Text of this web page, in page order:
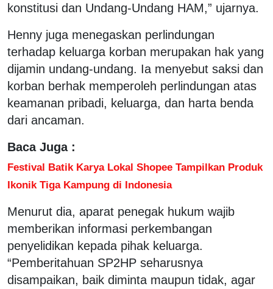
konstitusi dan Undang-Undang HAM,” ujarnya.
Henny juga menegaskan perlindungan
terhadap keluarga korban merupakan hak yang
dijamin undang-undang. Ia menyebut saksi dan
korban berhak memperoleh perlindungan atas
keamanan pribadi, keluarga, dan harta benda
dari ancaman.
Baca Juga :
Festival Batik Karya Lokal Shopee Tampilkan Produk
Ikonik Tiga Kampung di Indonesia
Menurut dia, aparat penegak hukum wajib
memberikan informasi perkembangan
penyelidikan kepada pihak keluarga.
“Pemberitahuan SP2HP seharusnya
disampaikan, baik diminta maupun tidak, agar